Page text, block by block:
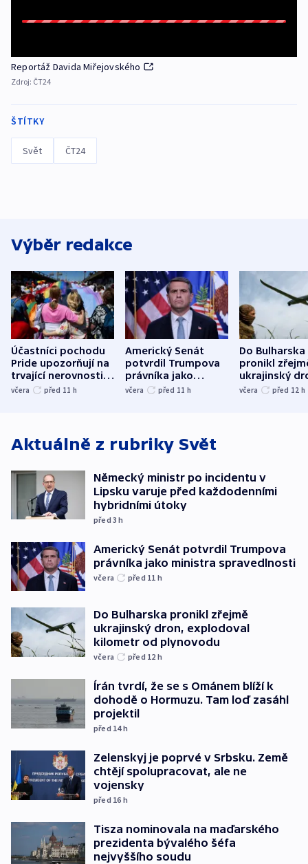
Reportáž Davida Miřejovského
Zdroj: ČT24
ŠTÍTKY
Svět ČT24
Výběr redakce
Účastníci pochodu
Pride upozorňují na
trvající nerovnosti i
společenskou
včera před 11 h
Americký Senát
potvrdil Trumpova
právníka jako
ministra
včera před 11 h
Do Bulharska
pronikl
ukrajinský
explodoval
včera před 12 h
Aktuálně z rubriky Svět
Německý ministr po incidentu v
Lipsku varuje před každodenními
hybridními útoky
před 3h
Americký Senát potvrdil Trumpova
právníka jako ministra spravedlnosti
včera před 11 h
Do Bulharska pronikl zřejmě
ukrajinský dron, explodoval
kilometr od plynovodu
včera před 12 h
Írán tvrdí, že se s Ománem blíží k
dohodě o Hormuzu. Tam loď zasáhl
projektil
před 14h
Zelenskyj je poprvé v Srbsku. Země
chtějí spolupracovat, ale ne
vojensky
před 16 h
Tisza nominovala na maďarského
prezidenta bývalého šéfa
nejvyššího soudu